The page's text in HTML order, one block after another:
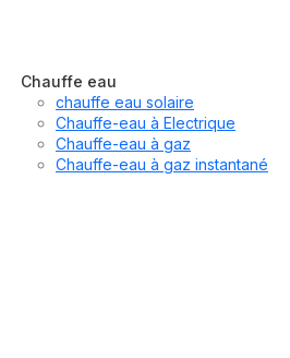
Chauffe eau
chauffe eau solaire
Chauffe-eau à Electrique
Chauffe-eau à gaz
Chauffe-eau à gaz instantané